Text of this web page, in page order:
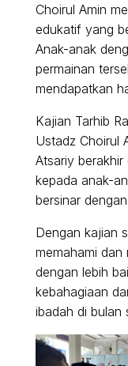
Choirul Amin
edukatif yang
Anak-anak
permainan
mendapatkan
Kajian Tarhib
Ustadz Choirul
Atsariy
kepada anak-
bersinar
Dengan kajian
memahami dan
dengan lebih
kebahagiaan
ibadah di bulan